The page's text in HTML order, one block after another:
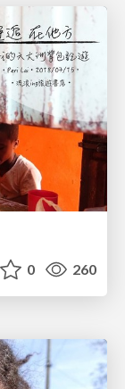
0 260